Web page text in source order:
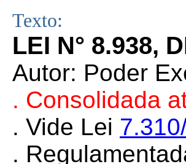
Texto:
LEI N° 8.938,
Autor: Poder
. Consolidada
. Vide Lei
.